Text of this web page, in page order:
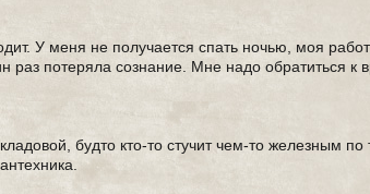
У меня не получается спать ночью, моя
раз потеряла сознание. Мне надо обратиться к
будто кто-то стучит чем-то железным